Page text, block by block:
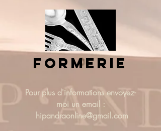
formerie
Pour plus d'informationsenvoyez-
moi un email :
hipandraonline@gmail.com